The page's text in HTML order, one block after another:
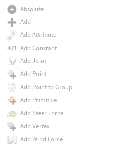
Absolute
Add
Add Attribute
Add Constant
Add Joint
Add Point
Add Point to Group
Add Primitive
Add Steer Force
Add Vertex
Add Wind Force